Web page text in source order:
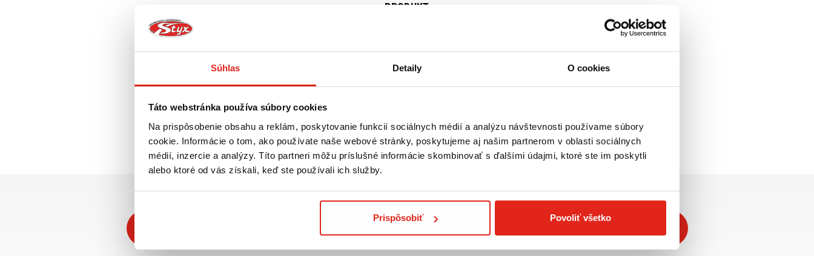
Súhlas Detaily O cookies
Táto webstránka používa súbory cookies
Na prispôsobenie obsahu a reklám, poskytovanie funkcií sociálnych médií a analýzu návštevnosti používame súbory
cookie. Informácie o tom, ako používate naše webové stránky, poskytujeme aj našim partnerom v oblasti sociálnych
médií, inzercie a analýzy. Títo partneri môžu príslušné informácie skombinovať s ďalšími údajmi, ktoré ste im poskytli
alebo ktoré od vás získali, keď ste používali ich služby.
Prispôsobiť Povoliť všetko
PRODUKT